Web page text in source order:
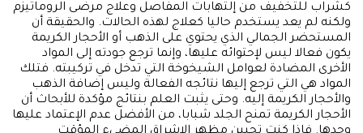
كشراب للتخفيف من إلتهابات المفاصل وعلاج مرضى الروماتيزم
ولكنه لم يعد يستخدم حاليا كعلاج لهذه الحالات. والحقيقة أن
المستحضر الجمالي الذي يحتوي على الذهب أو الأحجار الكريمة
يكون فعالا ليس لإحتوائه عليها، وإنما ترجع جودته إلى المواد
الأخرى المضادة لعوامل الشيخوخة التي تدخل في تركيبته. فتلك
المواد هي التي ترجع إليها نتائجه الفعالة وليس إضافة الذهب
والأحجار الكريمة إليه. وحتى يثبت العلم بنتائج مؤكدة للأبحاث أن
الأحجار الكريمة تمنح الجلد شبابا، من الأفضل عدم الإعتماد عليها